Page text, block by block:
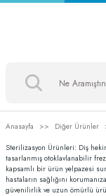
Anasayfa Diğer Ürünler
Sterilizasyon Ürünleri: Diş
tasarlanmış otoklavlanabilir
kapsamlı bir ürün yelpazesi
hastaların sağlığını
güvenilirlik ve uzun ömürlü